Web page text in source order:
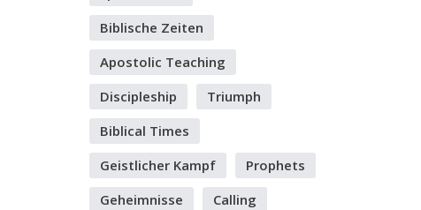
Biblische Zeiten
Apostolic Teaching
Discipleship
Triumph
Biblical Times
Geistlicher Kampf
Prophets
Geheimnisse
Calling